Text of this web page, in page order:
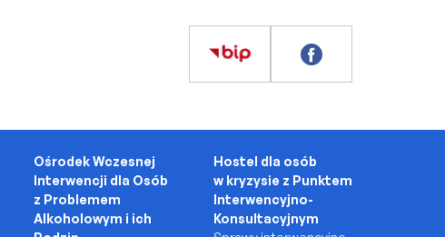
Ośrodek Wczesnej
Interwencji dla Osób
z Problemem
Alkoholowym i ich
Hostel dla osób
w kryzysie z Punktem
Interwencyjno-
Konsultacyjnym